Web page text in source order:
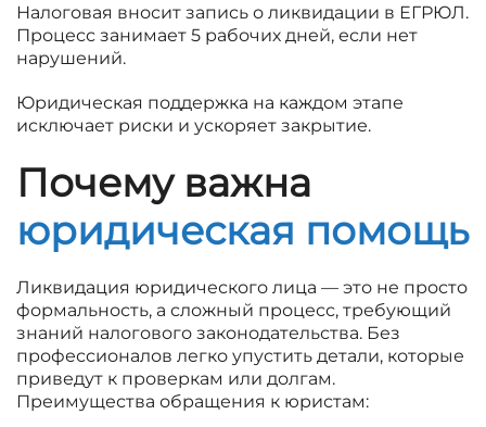
Налоговая вносит запись о ликвидации в ЕГРЮЛ.
Процесс занимает 5 рабочих дней, если нет
нарушений.
Юридическая поддержка на каждом этапе
исключает риски и ускоряет закрытие.
Почему важна
юридическая помощь
Ликвидация юридического лица — это не просто
формальность, а сложный процесс, требующий
знаний налогового законодательства. Без
профессионалов легко упустить детали, которые
приведут к проверкам или долгам.
Преимущества обращения к юристам: